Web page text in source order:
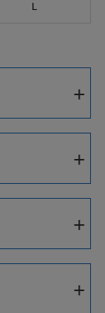
L
+
+
+
+